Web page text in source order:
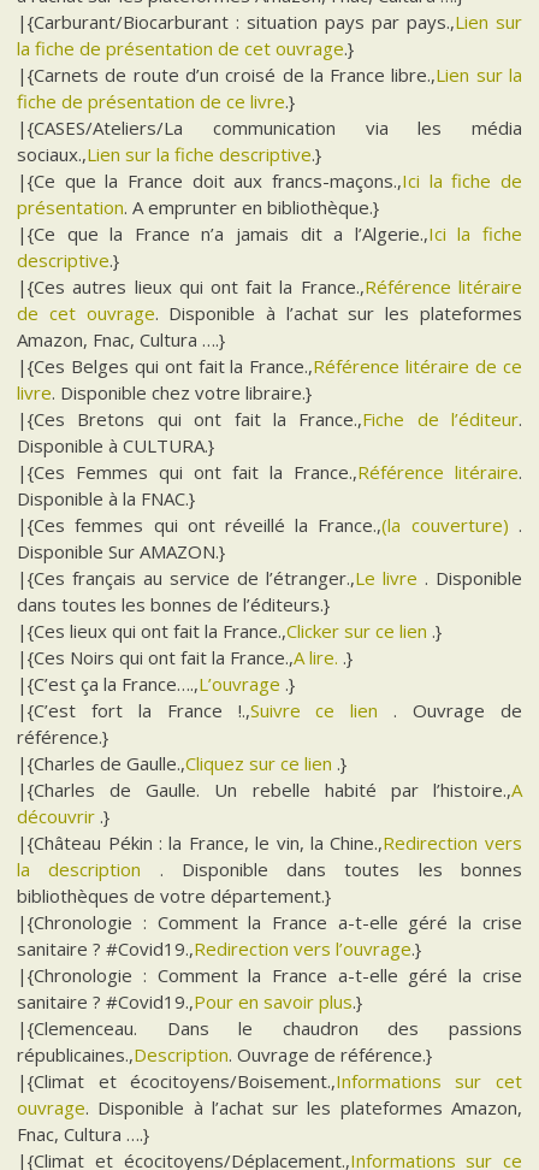
|{Carburant/Biocarburant : situation pays par pays.,Lien sur
la fiche de présentation de cet ouvrage.}
|{Carnets de route d’un croisé de la France libre.,Lien sur la
fiche de présentation de ce livre.}
|{CASES/Ateliers/La communication via les média
sociaux.,Lien sur la fiche descriptive.}
|{Ce que la France doit aux francs-maçons.,Ici la fiche de
présentation. A emprunter en bibliothèque.}
|{Ce que la France n’a jamais dit a l’Algerie.,Ici la fiche
descriptive.}
|{Ces autres lieux qui ont fait la France.,Référence litéraire
de cet ouvrage. Disponible à l’achat sur les plateformes
Amazon, Fnac, Cultura ….}
|{Ces Belges qui ont fait la France.,Référence litéraire de ce
livre. Disponible chez votre libraire.}
|{Ces Bretons qui ont fait la France.,Fiche de l’éditeur.
Disponible à CULTURA.}
|{Ces Femmes qui ont fait la France.,Référence litéraire.
Disponible à la FNAC.}
|{Ces femmes qui ont réveillé la France.,(la couverture) .
Disponible Sur AMAZON.}
|{Ces français au service de l’étranger.,Le livre . Disponible
dans toutes les bonnes de l’éditeurs.}
|{Ces lieux qui ont fait la France.,Clicker sur ce lien .}
|{Ces Noirs qui ont fait la France.,A lire. .}
|{C’est ça la France….,L’ouvrage .}
|{C’est fort la France !.,Suivre ce lien . Ouvrage de
référence.}
|{Charles de Gaulle.,Cliquez sur ce lien .}
|{Charles de Gaulle. Un rebelle habité par l’histoire.,A
découvrir .}
|{Château Pékin : la France, le vin, la Chine.,Redirection vers
la description . Disponible dans toutes les bonnes
bibliothèques de votre département.}
|{Chronologie : Comment la France a-t-elle géré la crise
sanitaire ? #Covid19.,Redirection vers l’ouvrage.}
|{Chronologie : Comment la France a-t-elle géré la crise
sanitaire ? #Covid19.,Pour en savoir plus.}
|{Clemenceau. Dans le chaudron des passions
républicaines.,Description. Ouvrage de référence.}
|{Climat et écocitoyens/Boisement.,Informations sur cet
ouvrage. Disponible à l’achat sur les plateformes Amazon,
Fnac, Cultura ….}
|{Climat et écocitoyens/Déplacement.,Informations sur ce